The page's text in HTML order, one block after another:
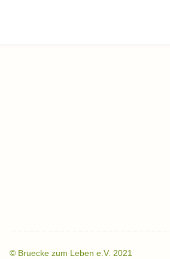
© Bruecke zum Leben e.V. 2021